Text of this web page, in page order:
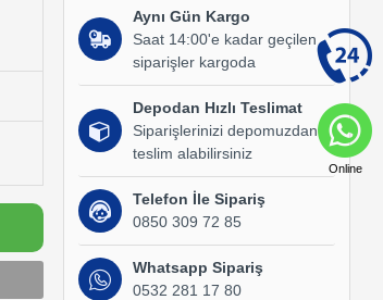
Aynı Gün Kargo
Saat 14:00'e kadar geçilen
siparişler kargoda
Depodan Hızlı Teslimat
Siparişlerinizi depomuzdan
teslim alabilirsiniz
Telefon İle Sipariş
0850 309 72 85
Whatsapp Sipariş
0532 281 17 80
Online